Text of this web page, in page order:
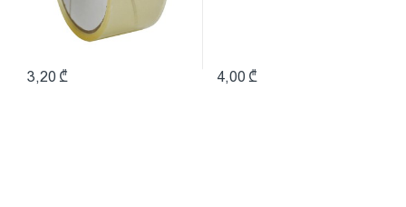
3,20 ₾ 4,00 ₾